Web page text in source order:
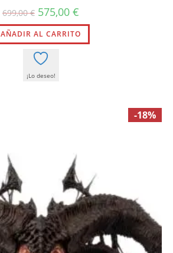
699,00€ El
precio
original
era:
699,00 €.
575,00 €
actual
es:
575,00 €.
AÑADIR AL CARRITO
¡Lo deseo!
-18%